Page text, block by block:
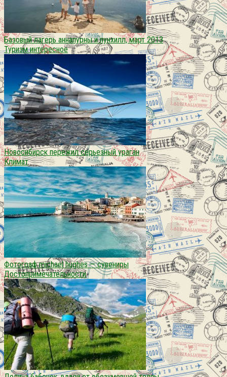
Базовый лагерь аннапурны и пунхилл, март 2013
Туризм интересное
Новосибирск пережил серьезный ураган
Климат
Фотограф michael hughes — сувениры
Достопримечательности